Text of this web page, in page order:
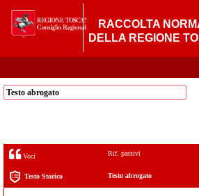
RACCOLTA
DELLA REGIONE
Testo abrogato
Voci Rif. passivi
Testo Storico Testo abrogato